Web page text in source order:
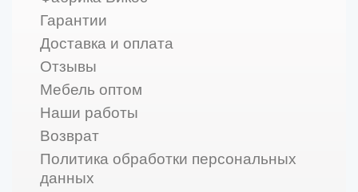
Гарантии
Доставка и оплата
Отзывы
Мебель оптом
Наши работы
Возврат
Политика обработки персональных
данных